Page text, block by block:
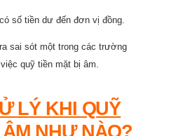
số tiền dư đến đơn vị đồng.
sai sót một trong các trường
quỹ tiền mặt bị âm.
LÝ KHI QUỸ